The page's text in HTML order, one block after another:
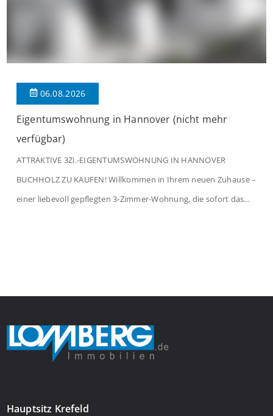
06.08.2026
Eigentumswohnung in Hannover (nicht mehr
verfügbar)
ATTRAKTIVE 3Zi.-EIGENTUMSWOHNUNG IN HANNOVER
BUCHHOLZ ZU KAUFEN! Willkommen in Ihrem neuen Zuhause –
einer liebevoll gepflegten 3-Zimmer-Wohnung, die sofort das
Hauptsitz Krefeld